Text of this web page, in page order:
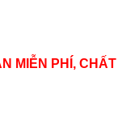
MIỄN PHÍ,